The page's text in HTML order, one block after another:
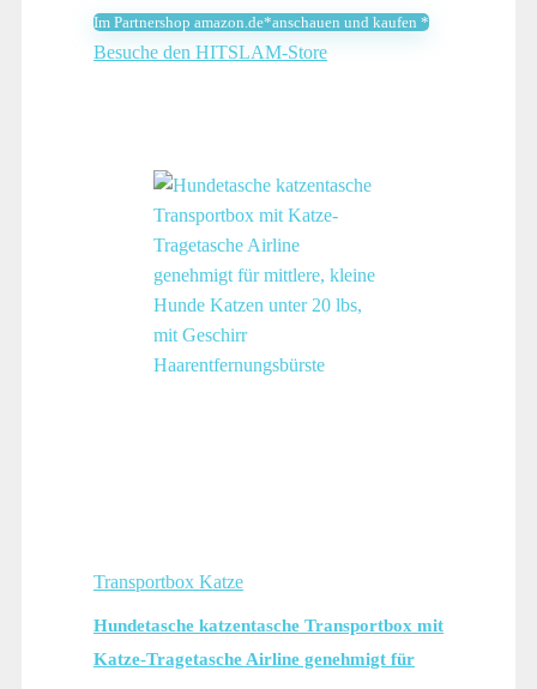
Reisefreundliche Transporttasche (M)
Im Partnershop amazon.de*anschauen und kaufen *
Besuche den HITSLAM-Store
Transportbox Katze
Hundetasche katzentasche Transportbox mit
Katze-Tragetasche Airline genehmigt für